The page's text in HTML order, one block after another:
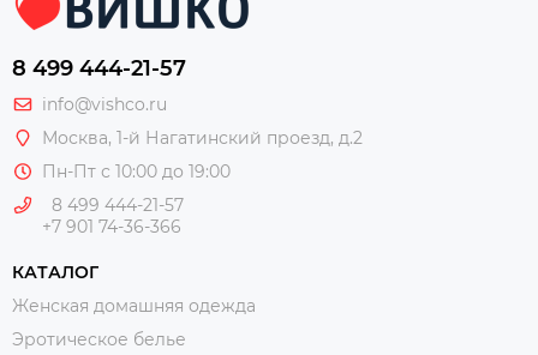
8 499 444-21-57
info@vishco.ru
Москва, 1-й Нагатинский проезд, д.2
Пн-Пт с 10:00 до 19:00
8 499 444-21-57
+7 901 74-36-366
КАТАЛОГ
Женская домашняя одежда
Эротическое белье